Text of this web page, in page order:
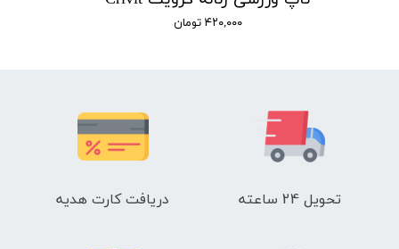
۴۲۰,۰۰۰ تومان
تحویل 24 ساعته دریافت کارت هدیه